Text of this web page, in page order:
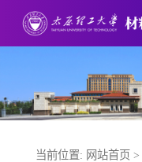
当前位置: 网站首页 >